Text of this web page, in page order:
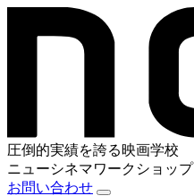
圧倒的実績を誇る映画学校
ニューシネマワークショップ
お問い合わせ